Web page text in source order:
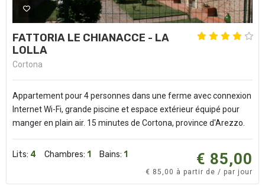
FATTORIA LE CHIANACCE - LA
LOLLA
Cortona
Appartement pour 4 personnes dans une ferme avec connexion
Internet Wi-Fi, grande piscine et espace extérieur équipé pour
manger en plain air. 15 minutes de Cortona, province d'Arezzo.
Lits: 4 Chambres: 1 Bains: 1 € 85,00
€ 85,00 à partir de / par jour